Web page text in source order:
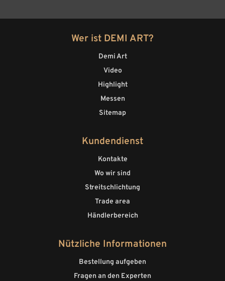
Wer ist DEMI ART?
Demi Art
Video
Highlight
Messen
Sitemap
Kundendienst
Kontakte
Wo wir sind
Streitschlichtung
Trade area
Händlerbereich
Nützliche Informationen
Bestellung aufgeben
Fragen an den Experten